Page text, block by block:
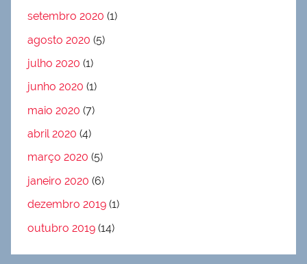
setembro 2020 (1)
agosto 2020 (5)
julho 2020 (1)
junho 2020 (1)
maio 2020 (7)
abril 2020 (4)
março 2020 (5)
janeiro 2020 (6)
dezembro 2019 (1)
outubro 2019 (14)